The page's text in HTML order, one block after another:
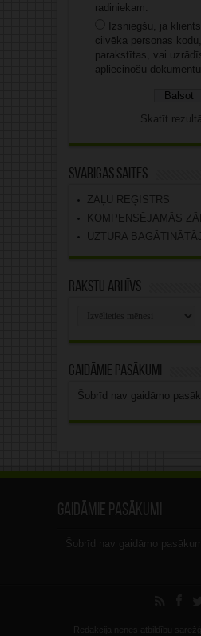
radiniekam.
Izsniegšu, ja
cilvēka personas
parakstītas, vai
apliecinošu dokumentu.
Skatīt
Svarīgas saites
ZĀĻU REĢISTRS
KOMPENSĒJAMĀS
UZTURA BAGĀTINĀTĀJI
Rakstu arhīvs
Gaidāmie pasākumi
Šobrīd nav gaidāmo
Gaidāmie pasākumi
Šobrīd nav gaidāmo
Redakcija nenes atbildību